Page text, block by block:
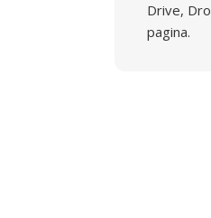
Drive,
pagina.